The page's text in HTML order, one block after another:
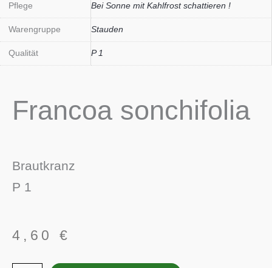
Pflege Bei Sonne mit Kahlfrost schattieren !
Warengruppe Stauden
Qualität P 1
Francoa sonchifolia
Brautkranz
P 1
4,60 €